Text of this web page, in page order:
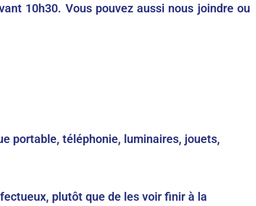
10h30. Vous pouvez aussi nous joindre ou
portable, téléphonie, luminaires, jouets,
plutôt que de les voir finir à la